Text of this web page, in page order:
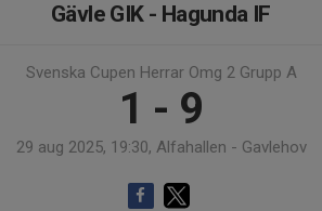
Gävle GIK - Hagunda IF
Svenska Cupen Herrar Omg 2 Grupp A
1 - 9
29 aug 2025, 19:30, Alfahallen - Gavlehov